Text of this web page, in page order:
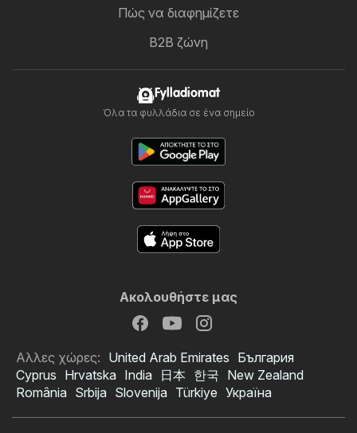
Πώς να διαφημίζετε
B2B ζώνη
Fylladiomat
Όλα τα φυλλάδια σε ένα σημείο
Ακολουθήστε μας
Αλλες χώρες: United Arab Emirates България
Cyprus Hrvatska India 日本 한국 New Zealand
România Srbija Slovenija Türkiye Україна